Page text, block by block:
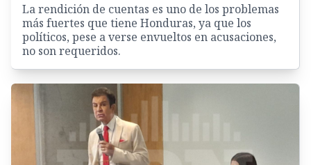
La rendición de cuentas es uno de los problemas
más fuertes que tiene Honduras, ya que los
políticos, pese a verse envueltos en acusaciones,
no son requeridos.